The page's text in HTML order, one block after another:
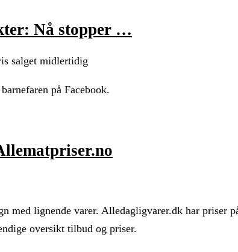
Nå stopper …
salget midlertidig
på Facebook.
med lignende varer. Alledagligvarer.dk har priser
oversikt tilbud og priser.